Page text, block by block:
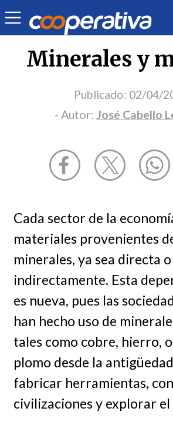
Opinión | José Cabello
Minerales y
Publicado: 02/04/
- Autor: José Cabello
Cada sector de la
materiales provenientes
minerales, ya sea directa o
indirectamente. Esta
es nueva, pues las
han hecho uso de
tales como cobre, hierro,
plomo desde la
fabricar herramientas,
civilizaciones y explorar el